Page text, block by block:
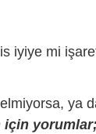
iyiye mi
ya